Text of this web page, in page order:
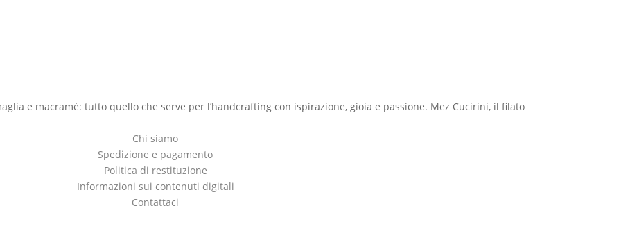
e macramé: tutto quello che serve per l’handcrafting con ispirazione, gioia e passione. Mez Cucirini, il filato
Chi siamo
Spedizione e pagamento
Politica di restituzione
Informazioni sui contenuti digitali
Contattaci